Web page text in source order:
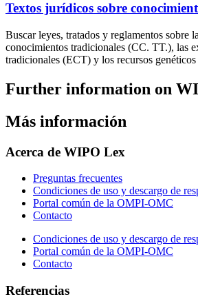
Textos jurídicos sobre
Buscar leyes, tratados y reglamentos sobre
conocimientos tradicionales (CC. TT.), las
tradicionales (ECT) y los recursos
Further information on
Más información
Acerca de WIPO Lex
Preguntas frecuentes
Condiciones de uso y descargo de
Portal común de la OMPI-OMC
Contacto
Condiciones de uso y descargo de
Portal común de la OMPI-OMC
Contacto
Referencias